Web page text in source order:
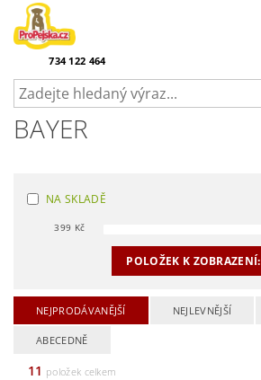
734 122 464
BAYER
NA SKLADĚ
399 Kč
POLOŽEK K ZOBRAZENÍ:
NEJPRODÁVANĚJŠÍ NEJLEVNĚJŠÍ
ABECEDNĚ
11 položek celkem